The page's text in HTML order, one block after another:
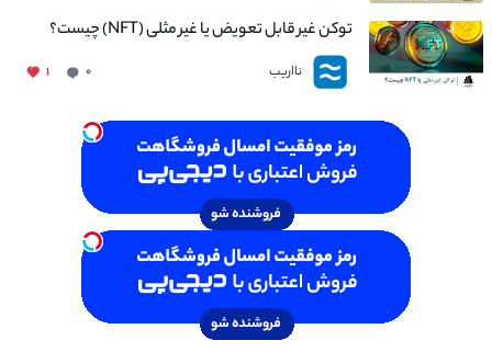
توکن غیر قابل تعویض یا غیر مثلی (NFT) چیست؟
نااریب ۰ ۱